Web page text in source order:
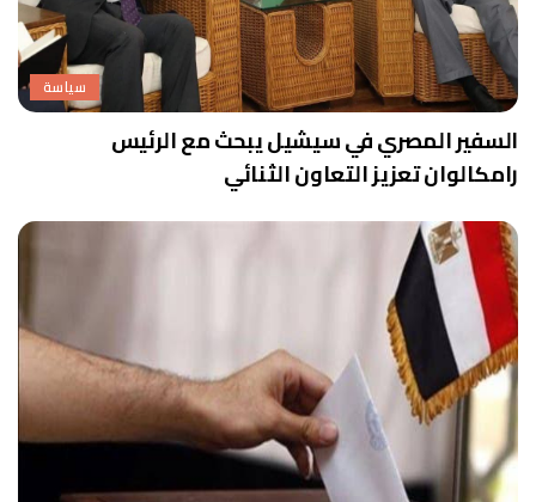
سياسة
السفير المصري في سيشيل يبحث مع الرئيس
رامكالوان تعزيز التعاون الثنائي